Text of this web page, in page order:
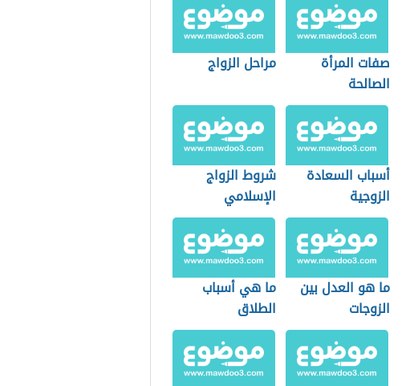
صفات المرأة
الصالحة
مراحل الزواج
أسباب السعادة
الزوجية
شروط الزواج
الإسلامي
ما هو العدل بين
الزوجات
ما هي أسباب
الطلاق